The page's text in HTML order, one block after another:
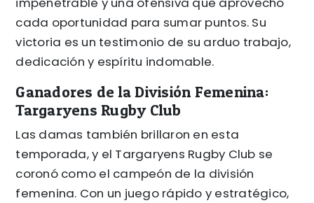
cada oportunidad para sumar puntos. Su
victoria es un testimonio de su arduo trabajo,
dedicación y espíritu indomable.
Ganadores de la División Femenina:
Targaryens Rugby Club
Las damas también brillaron en esta
temporada, y el Targaryens Rugby Club se
coronó como el campeón de la división
femenina. Con un juego rápido y estratégico,